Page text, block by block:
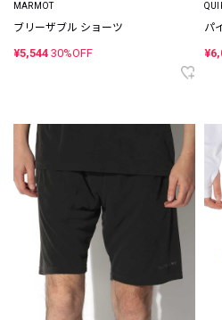
MARMOT
ブリーザブル ショーツ
¥5,544 30%OFF
パ